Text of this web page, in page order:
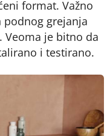
format. Važno
podnog grejanja
Veoma je bitno da
i testirano.